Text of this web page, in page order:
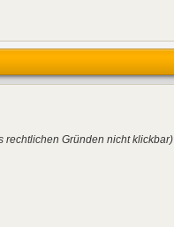
rechtlichen Gründen nicht klickbar)